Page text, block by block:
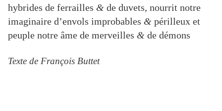
hybrides de ferrailles & de duvets, nourrit notre
imaginaire d’envols improbables & périlleux et
peuple notre âme de merveilles & de démons
Texte de François Buttet